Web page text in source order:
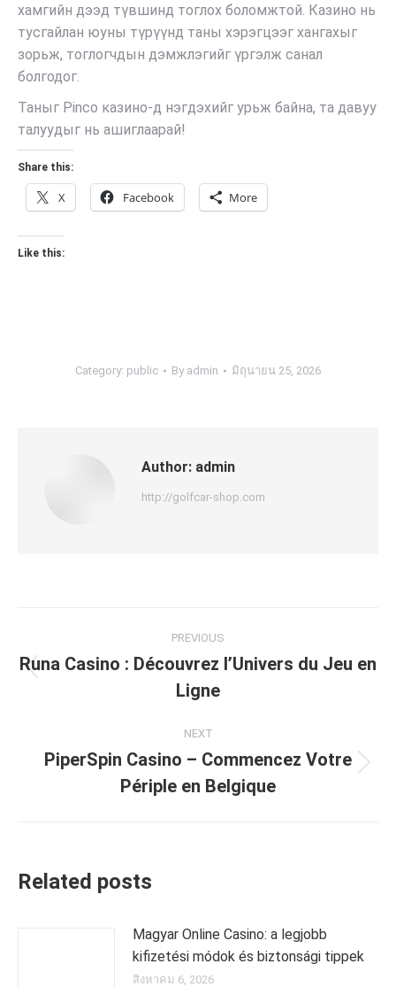
хамгийн дээд түвшинд тоглох боломжтой. Казино нь
тусгайлан юуны түрүүнд таны хэрэгцээг хангахыг
зорьж, тоглогчдын дэмжлэгийг үргэлж санал
болгодог.
Таныг Pinco казино-д нэгдэхийг урьж байна, та давуу
талуудыг нь ашиглаарай!
Share this:
X Facebook More
Like this:
Category: public By admin มิถุนายน 25, 2026
Author: admin
http://golfcar-shop.com
navigation
PREVIOUS
post:
Runa Casino : Découvrez l’Univers du Jeu en
Ligne
NEXT
post:
PiperSpin Casino – Commencez Votre
Périple en Belgique
Related posts
Magyar Online Casino: a legjobb
kifizetési módok és biztonsági tippek
สิงหาคม 6, 2026